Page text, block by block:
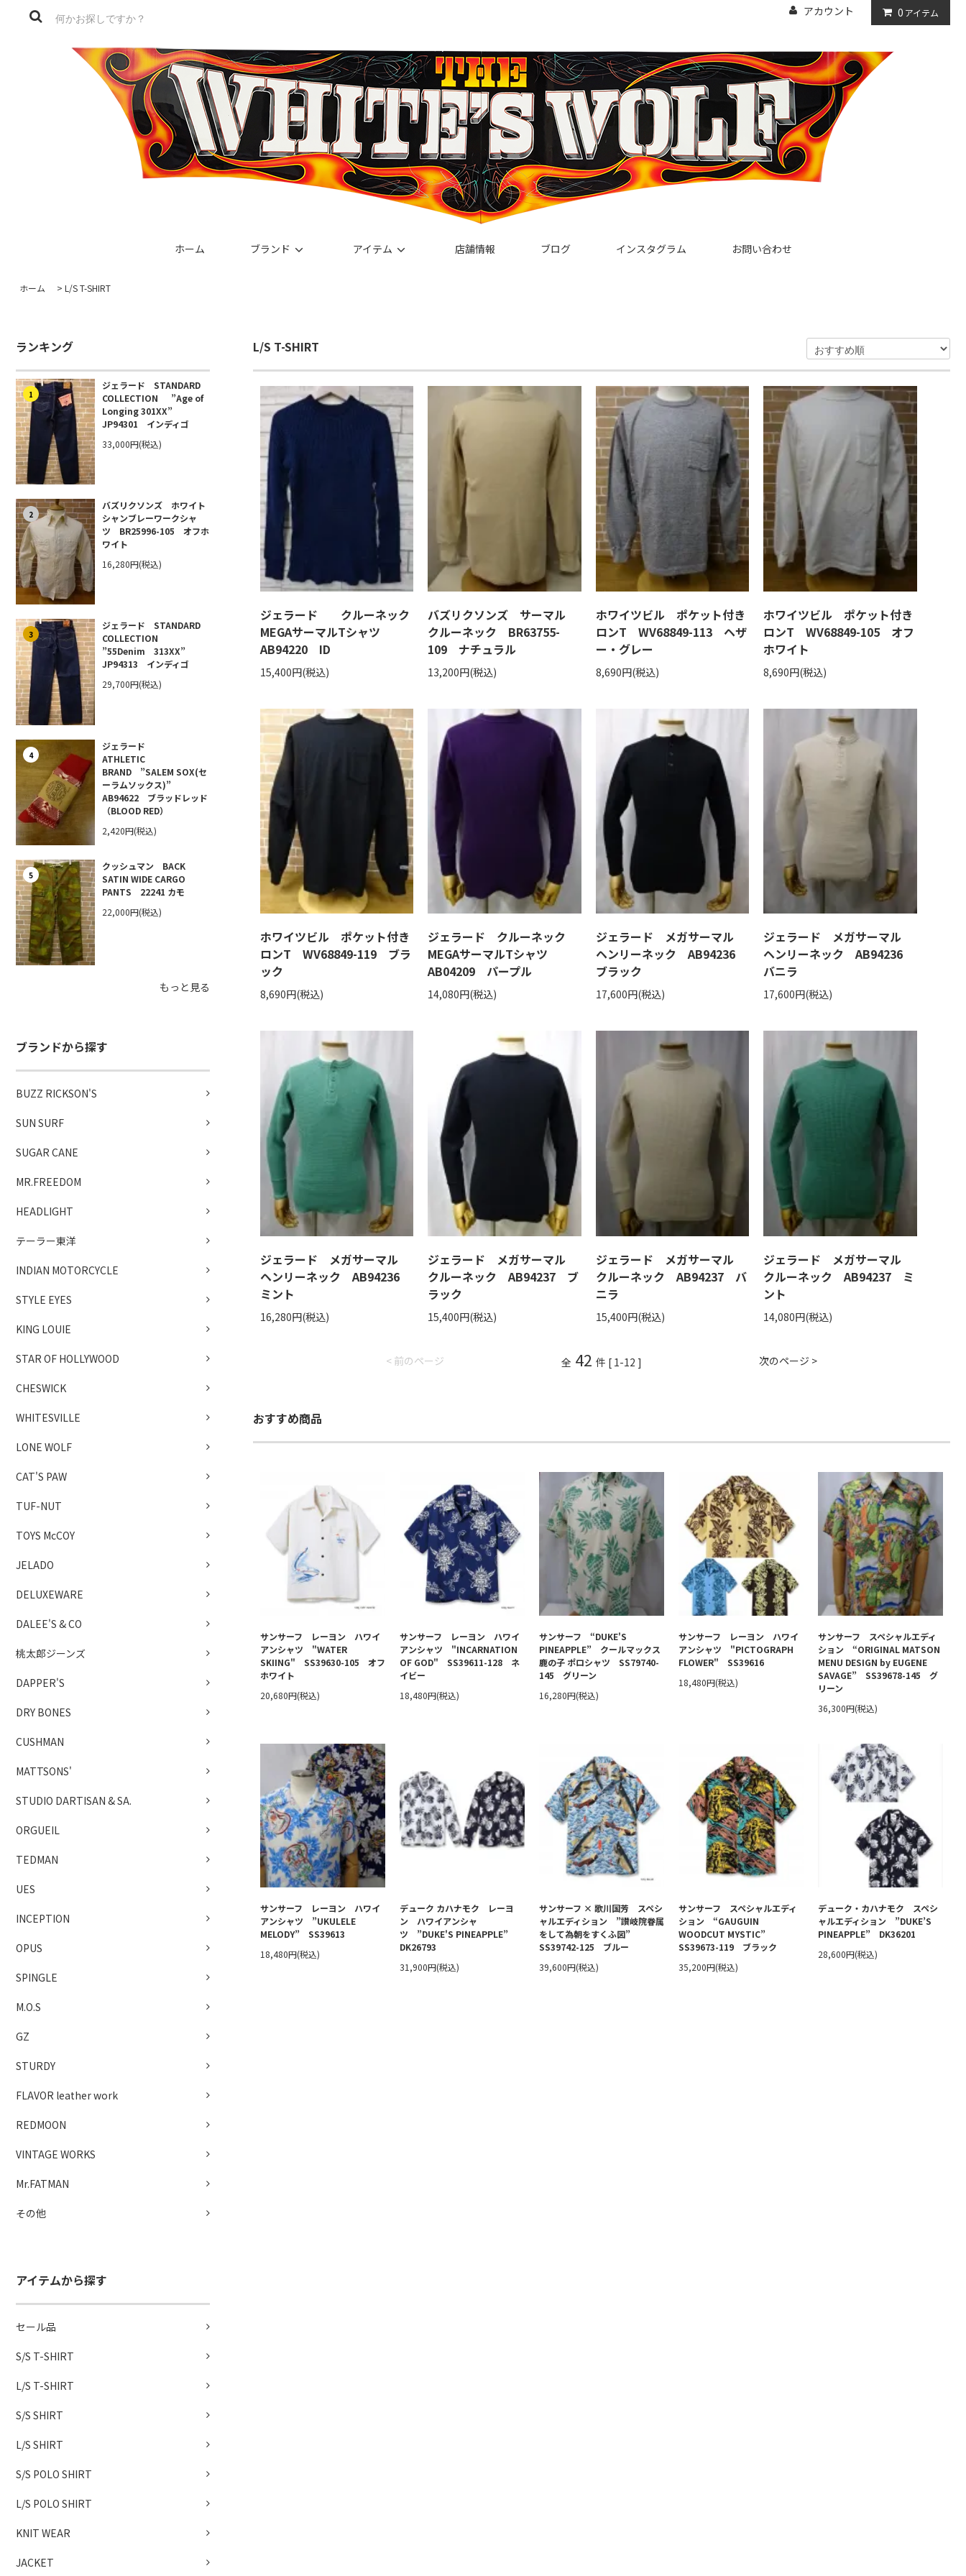
アカウント 0 アイテム
ホーム ブランド アイテム 店舗情報 ブログ インスタグラム お問い合わせ
ホーム > L/S T-SHIRT
ランキング
1
ジェラード STANDARD
COLLECTION ”Age of
Longing 301XX”
JP94301 インディゴ
33,000円(税込)
2
バズリクソンズ ホワイト
シャンブレーワークシャ
ツ BR25996-105 オフホ
ワイト
16,280円(税込)
3
ジェラード STANDARD
COLLECTION
”55Denim 313XX”
JP94313 インディゴ
29,700円(税込)
4
ジェラード
ATHLETIC
BRAND ”SALEM SOX(セ
ーラムソックス)”
AB94622 ブラッドレッド
（BLOOD RED）
2,420円(税込)
5
クッシュマン BACK
SATIN WIDE CARGO
PANTS 22241 カモ
22,000円(税込)
もっと見る
ブランドから探す
BUZZ RICKSON'S
SUN SURF
SUGAR CANE
MR.FREEDOM
HEADLIGHT
テーラー東洋
INDIAN MOTORCYCLE
STYLE EYES
KING LOUIE
STAR OF HOLLYWOOD
CHESWICK
WHITESVILLE
LONE WOLF
CAT'S PAW
TUF-NUT
TOYS McCOY
JELADO
DELUXEWARE
DALEE'S & CO
桃太郎ジーンズ
DAPPER'S
DRY BONES
CUSHMAN
MATTSONS'
STUDIO DARTISAN & SA.
ORGUEIL
TEDMAN
UES
INCEPTION
OPUS
SPINGLE
M.O.S
GZ
STURDY
FLAVOR leather work
REDMOON
VINTAGE WORKS
Mr.FATMAN
その他
アイテムから探す
セール品
S/S T-SHIRT
L/S T-SHIRT
S/S SHIRT
L/S SHIRT
S/S POLO SHIRT
L/S POLO SHIRT
KNIT WEAR
JACKET
L/S T-SHIRT
ジェラード クルーネック
MEGAサーマルTシャツ
AB94220 ID
15,400円(税込)
バズリクソンズ サーマル
クルーネック BR63755-
109 ナチュラル
13,200円(税込)
ホワイツビル ポケット付き
ロンT WV68849-113 ヘザ
ー・グレー
8,690円(税込)
ホワイツビル ポケット付き
ロンT WV68849-105 オフ
ホワイト
8,690円(税込)
ホワイツビル ポケット付き
ロンT WV68849-119 ブラ
ック
8,690円(税込)
ジェラード クルーネック
MEGAサーマルTシャツ
AB04209 パープル
14,080円(税込)
ジェラード メガサーマル
ヘンリーネック AB94236
ブラック
17,600円(税込)
ジェラード メガサーマル
ヘンリーネック AB94236
バニラ
17,600円(税込)
ジェラード メガサーマル
ヘンリーネック AB94236
ミント
16,280円(税込)
ジェラード メガサーマル
クルーネック AB94237 ブ
ラック
15,400円(税込)
ジェラード メガサーマル
クルーネック AB94237 バ
ニラ
15,400円(税込)
ジェラード メガサーマル
クルーネック AB94237 ミ
ント
14,080円(税込)
< 前のページ 次のページ >
全 42 件 [ 1-12 ]
おすすめ商品
サンサーフ レーヨン ハワイ
アンシャツ "WATER
SKIING" SS39630-105 オフ
ホワイト
20,680円(税込)
サンサーフ レーヨン ハワイ
アンシャツ "INCARNATION
OF GOD" SS39611-128 ネ
イビー
18,480円(税込)
サンサーフ “DUKE'S
PINEAPPLE” クールマックス
鹿の子 ポロシャツ SS79740-
145 グリーン
16,280円(税込)
サンサーフ レーヨン ハワイ
アンシャツ "PICTOGRAPH
FLOWER" SS39616
18,480円(税込)
サンサーフ スペシャルエディ
ション “ORIGINAL MATSON
MENU DESIGN by EUGENE
SAVAGE” SS39678-145 グ
リーン
36,300円(税込)
サンサーフ レーヨン ハワイ
アンシャツ ”UKULELE
MELODY” SS39613
18,480円(税込)
デューク カハナモク レーヨ
ン ハワイアンシャ
ツ ”DUKE'S PINEAPPLE”
DK26793
31,900円(税込)
サンサーフ × 歌川国芳 スペシ
ャルエディション ”讃岐院眷属
をして為朝をすくふ図”
SS39742-125 ブルー
39,600円(税込)
サンサーフ スペシャルエディ
ション “GAUGUIN
WOODCUT MYSTIC”
SS39673-119 ブラック
35,200円(税込)
デューク・カハナモク スペシ
ャルエディション ”DUKE’S
PINEAPPLE” DK36201
28,600円(税込)